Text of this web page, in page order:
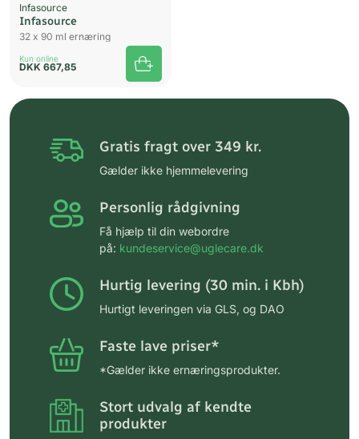
Infasource
Infasource
32 x 90 ml ernæring
Kun online
DKK 667,85
Gratis fragt over 349 kr.
Gælder ikke hjemmelevering
Personlig rådgivning
Få hjælp til din webordre
på: kundeservice@uglecare.dk
Hurtig levering (30 min. i Kbh)
Hurtigt leveringen via GLS, og DAO
Faste lave priser*
*Gælder ikke ernæringsprodukter.
Stort udvalg af kendte
produkter